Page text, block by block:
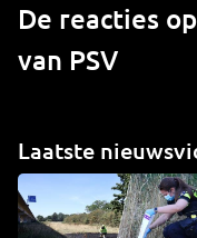
De reacties
van PSV
Laatste